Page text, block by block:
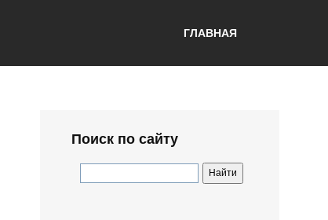
ГЛАВНАЯ
Поиск по сайту